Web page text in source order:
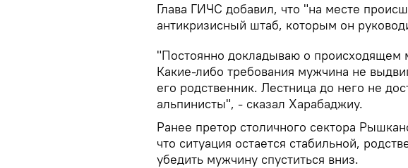
Глава ГИЧС добавил, что "на месте
антикризисный штаб, которым он
"Постоянно докладываю о происходящем
Какие-либо требования мужчина не
его родственник. Лестница до него не
альпинисты", - сказал Харабаджиу.
Ранее претор столичного сектора
что ситуация остается стабильной,
убедить мужчину спуститься вниз.